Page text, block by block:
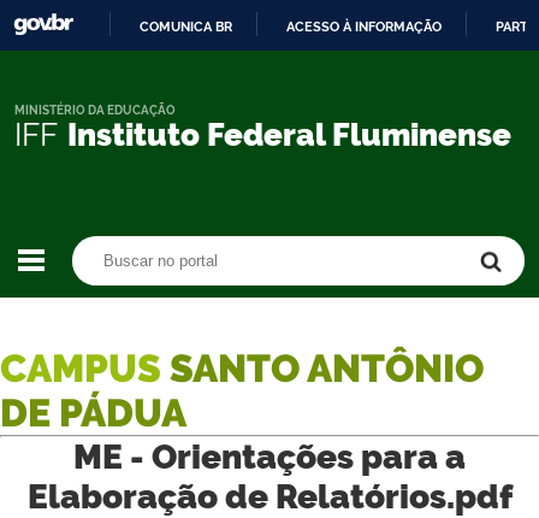
CONTEÚDO
COMUNICA BR ACESSO À INFORMAÇÃO
IFF Instituto Federal Fluminense
MINISTÉRIO DA EDUCAÇÃO
CAMPUS SANTO ANTÔNIO
DE PÁDUA
ME - Orientações para a
Elaboração de Relatórios.pdf